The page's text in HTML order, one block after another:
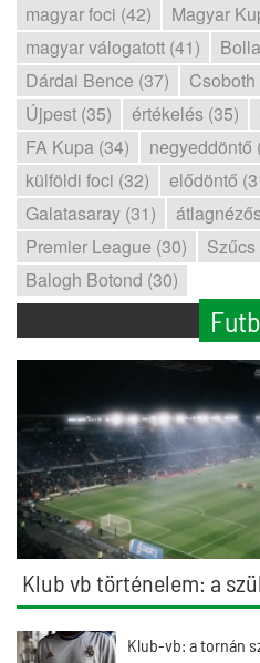
magyar foci (42)
Magyar
magyar válogatott (41)
Dárdai Bence (37)
Újpest (35)
értékelés (35)
FA Kupa (34)
negyeddöntő
külföldi foci (32)
elődöntő
Galatasaray (31)
Premier League (30)
Balogh Botond (30)
Klub vb történelem: a
Klub-vb: a tornán